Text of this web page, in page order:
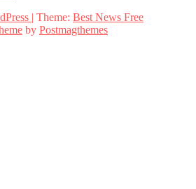
| Theme: Best News Free
by Postmagthemes